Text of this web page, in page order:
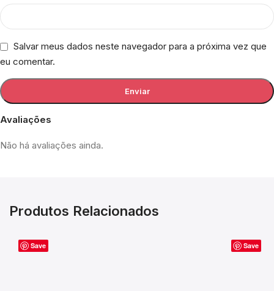
Avaliações
Não há avaliações ainda.
Salvar meus dados neste navegador para a próxima vez que
eu comentar.
Produtos Relacionados
Save Save